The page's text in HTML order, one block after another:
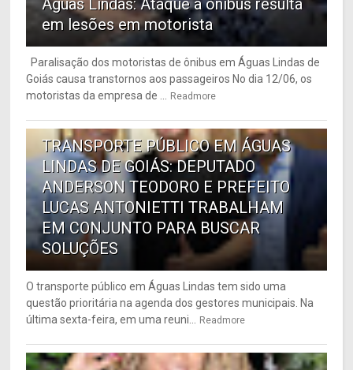
Águas Lindas: Ataque a ônibus resulta
em lesões em motorista
Paralisação dos motoristas de ônibus em Águas Lindas de
Goiás causa transtornos aos passageiros No dia 12/06, os
motoristas da empresa de ...
Readmore
TRANSPORTE PÚBLICO EM ÁGUAS
LINDAS DE GOIÁS: DEPUTADO
ANDERSON TEODORO E PREFEITO
LUCAS ANTONIETTI TRABALHAM
EM CONJUNTO PARA BUSCAR
SOLUÇÕES
O transporte público em Águas Lindas tem sido uma
questão prioritária na agenda dos gestores municipais. Na
última sexta-feira, em uma reuni...
Readmore